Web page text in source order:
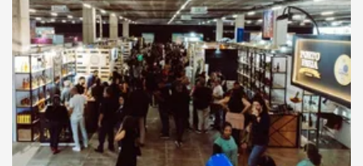
Pá Carregadeira Cat 966
Ano 1987
Londrina
R$ 145.000